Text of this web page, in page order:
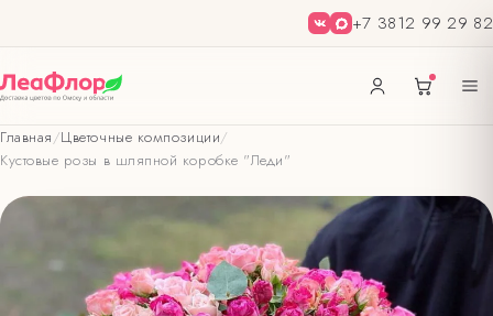
+7 3812 99 29 82
Главная/Цветочные композиции/
Кустовые розы в шляпной коробке "Леди"